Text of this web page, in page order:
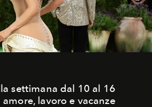
settimana dal 10 al 16
lavoro e vacanze